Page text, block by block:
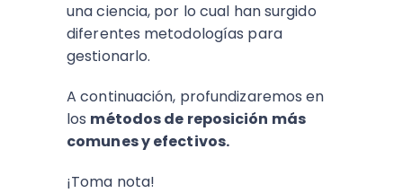
una ciencia, por lo cual han surgido
diferentes metodologías para
gestionarlo.
A continuación, profundizaremos en
los métodos de reposición más
comunes y efectivos.
¡Toma nota!